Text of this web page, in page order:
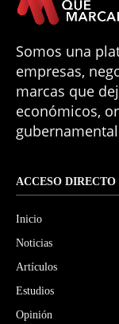
Somos una
empresas,
marcas que
económicos,
ACCESO DIRECTO
Inicio
Noticias
Artículos
Estudios
Opinión